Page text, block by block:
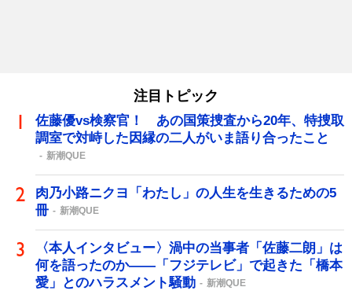
注目トピック
佐藤優vs検察官！ あの国策捜査から20年、特捜取
調室で対峙した因縁の二人がいま語り合ったこと
新潮QUE
肉乃小路ニクヨ「わたし」の人生を生きるための5
冊
新潮QUE
〈本人インタビュー〉渦中の当事者「佐藤二朗」は
何を語ったのか――「フジテレビ」で起きた「橋本
愛」とのハラスメント騒動
新潮QUE